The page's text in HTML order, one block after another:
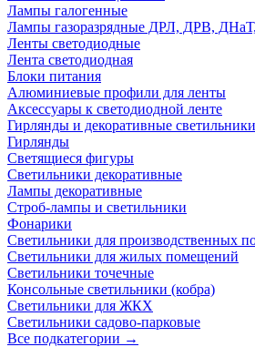
Лампы галогенные
Лампы газоразрядные ДРЛ, ДРВ,
Ленты светодиодные
Лента светодиодная
Блоки питания
Алюминиевые профили для ленты
Аксессуары к светодиодной ленте
Гирлянды и декоративные светильники
Гирлянды
Светящиеся фигуры
Светильники декоративные
Лампы декоративные
Строб-лампы и светильники
Фонарики
Светильники для производственных
Светильники для жилых помещений
Светильники точечные
Консольные светильники (кобра)
Светильники для ЖКХ
Светильники садово-парковые
Все подкатегории →